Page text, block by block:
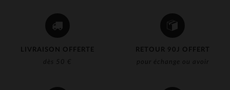
LIVRAISON OFFERTE
dès 50 €
RETOUR 90J OFFERT
pour échange ou avoir